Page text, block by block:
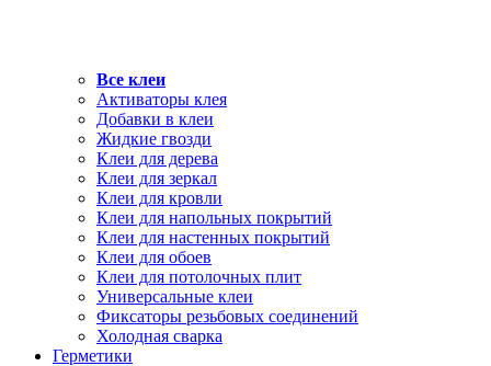
Все клеи
Активаторы клея
Добавки в клеи
Жидкие гвозди
Клеи для дерева
Клеи для зеркал
Клеи для кровли
Клеи для напольных покрытий
Клеи для настенных покрытий
Клеи для обоев
Клеи для потолочных плит
Универсальные клеи
Фиксаторы резьбовых соединений
Холодная сварка
Герметики